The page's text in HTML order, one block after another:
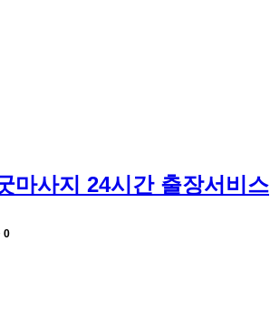
마사지 24시간 출장서비스
0